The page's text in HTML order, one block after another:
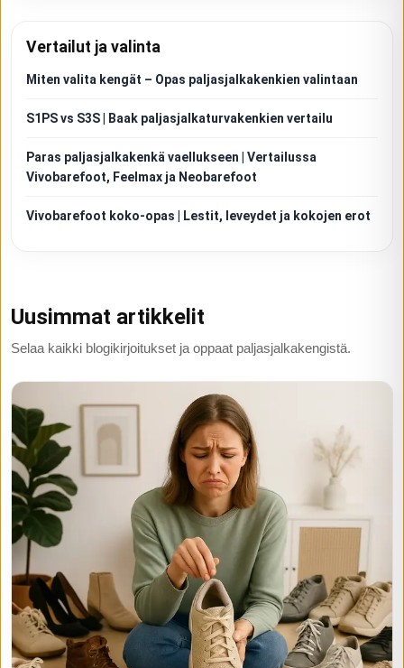
Vertailut ja valinta
Miten valita kengät – Opas paljasjalkakenkien valintaan
S1PS vs S3S | Baak paljasjalkaturvakenkien vertailu
Paras paljasjalkakenkä vaellukseen | Vertailussa
Vivobarefoot, Feelmax ja Neobarefoot
Vivobarefoot koko-opas | Lestit, leveydet ja kokojen erot
Uusimmat artikkelit
Selaa kaikki blogikirjoitukset ja oppaat paljasjalkakengistä.